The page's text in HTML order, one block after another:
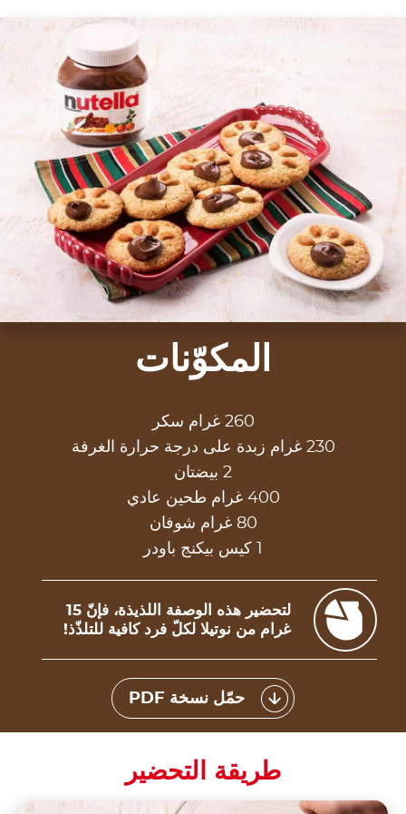
المكوّنات
260 غرام سكر
230 غرام زبدة على درجة حرارة الغرفة
2 بيضتان
400 غرام طحين عادي
80 غرام شوفان
لتحضير هذه الوصفة اللذيذة، فإنّ 15
غرام من نوتيلا لكلّ فرد كافية للتلذّذ!
حمّل نسخة PDF
طريقة التحضير